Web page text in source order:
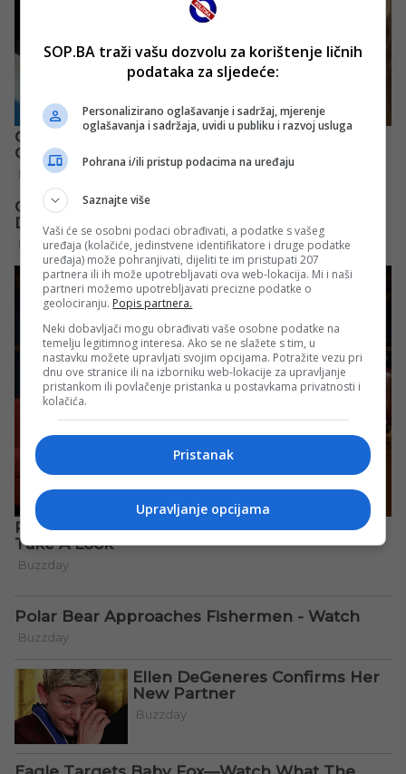
SOP.BA traži vašu dozvolu za korištenje ličnih
podataka za sljedeće:
Personalizirano oglašavanje i sadržaj, mjerenje
oglašavanja i sadržaja, uvidi u publiku i razvoj usluga
Pohrana i/ili pristup podacima na uređaju
Saznajte više
Vaši će se osobni podaci obrađivati, a podatke s vašeg
uređaja (kolačiće, jedinstvene identifikatore i druge podatke
uređaja) može pohranjivati, dijeliti te im pristupati 207
partnera ili ih može upotrebljavati ova web-lokacija. Mi i naši
partneri možemo upotrebljavati precizne podatke o
geolociranju. Popis partnera.
Neki dobavljači mogu obrađivati vaše osobne podatke na
temelju legitimnog interesa. Ako se ne slažete s tim, u
nastavku možete upravljati svojim opcijama. Potražite vezu pri
dnu ove stranice ili na izborniku web-lokacije za upravljanje
pristankom ili povlačenje pristanka u postavkama privatnosti i
kolačića.
Pristanak
Upravljanje opcijama